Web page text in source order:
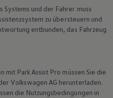
Fragen
Systems und der Fahrer muss
zu übersteuern und
entbunden, das Fahrzeug
mit Park Assist Pro müssen Sie die
Volkswagen AG herunterladen.
die Nutzungsbedingungen in